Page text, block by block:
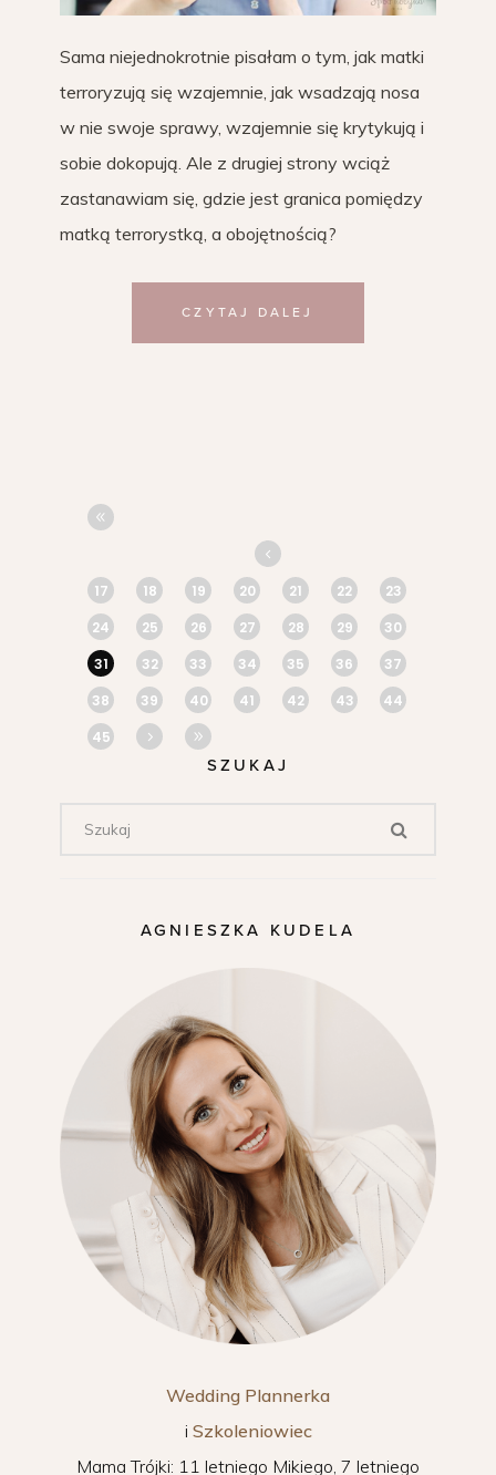
Sama niejednokrotnie pisałam o tym, jak matki
terroryzują się wzajemnie, jak wsadzają nosa
w nie swoje sprawy, wzajemnie się krytykują i
sobie dokopują. Ale z drugiej strony wciąż
zastanawiam się, gdzie jest granica pomiędzy
matką terrorystką, a obojętnością?
CZYTAJ DALEJ
17 18 19 20 21 22
23
24
25 26 27 28 29
30
31
32 33 34 35 36
37
38
39 40 41 42 43
44
45
SZUKAJ
AGNIESZKA KUDELA
Wedding Plannerka
i Szkoleniowiec
Mama Trójki: 11 letniego Mikiego, 7 letniego